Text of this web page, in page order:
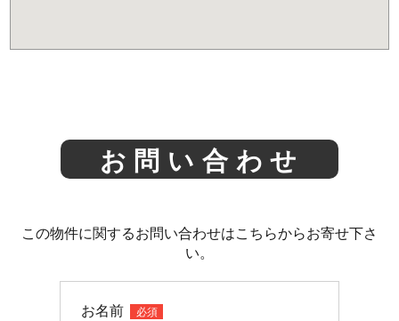
お問い合わせ
この物件に関するお問い合わせはこちらからお寄せ下さ
い。
お名前 必須